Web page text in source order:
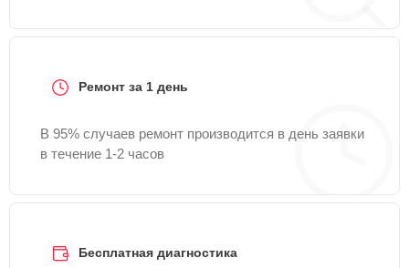
Ремонт за 1 день
В 95% случаев ремонт производится в день заявки
в течение 1-2 часов
Бесплатная диагностика